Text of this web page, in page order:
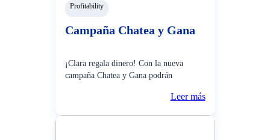
Profitability
Campaña Chatea y Gana
¡Clara regala dinero! Con la nueva
campaña Chatea y Gana podrán
resolver tus consultas por Whatsapp con
Leer más